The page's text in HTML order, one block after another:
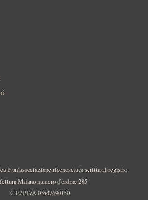
è un’associazione riconosciuta scritta al registro
Milano numero d’ordine 285
C.F./P.IVA 03547690150